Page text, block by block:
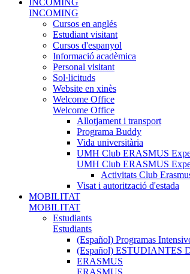
INCOMING
Cursos en anglés
Estudiant visitant
Cursos d'espanyol
Informació acadèmica
Personal visitant
Sol·licituds
Website en xinès
Welcome Office
Welcome Office
Allotjament i transport
Programa Buddy
Vida universitària
UMH Club ERASMUS
UMH Club ERASMUS
Activitats Club
Visat i autorització d'estada
MOBILITAT
MOBILITAT
Estudiants
Estudiants
(Español) Programas
(Español) ESTUDIANTES
ERASMUS
ERASMUS